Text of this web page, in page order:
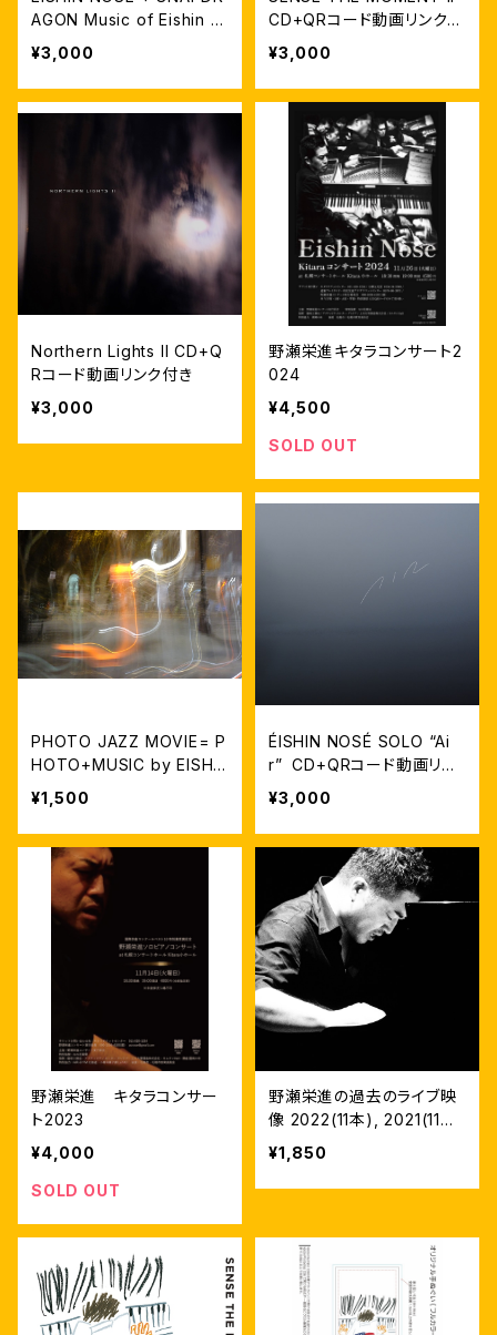
AGON Music of Eishin N
ose "Eight”
¥3,000
CD+QRコード動画リンク付
き
¥3,000
Northern Lights II CD+Q
Rコード動画リンク付き
¥3,000
野瀬栄進キタラコンサート2
024
¥4,500
SOLD OUT
PHOTO JAZZ MOVIE= P
HOTO+MUSIC by EISHI
N NOSE
¥1,500
ÉISHIN NOSÉ SOLO “Ai
r” CD+QRコード動画リン
ク付き
¥3,000
野瀬栄進 キタラコンサー
ト2023
¥4,000
SOLD OUT
野瀬栄進の過去のライブ映
像 2022(11本), 2021(11
本）、2018(１本）
¥1,850